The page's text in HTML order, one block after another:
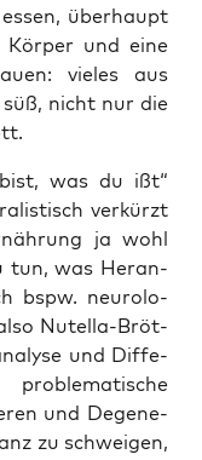
über­haupt
und eine
vie­les aus
nicht nur die
was du ißt“
ver­kürzt
ja wohl
tun, was Her­an­
bspw. neu­ro­lo­
Nutel­la-Bröt­
und Dif­fe­
und Dege­ne­
zu schwei­gen,